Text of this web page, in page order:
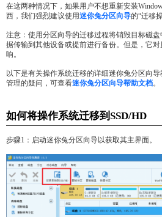
在这两种情况下，如果用户不想重新安装
西，我们强烈建议使用迷你兔分区向导的“迁移
注意：使用分区向导的迁移过程将销毁目标磁
据传输到其他设备或提前进行备份。但是，它
响。
以下是有关操作系统迁移的详细迷你兔分区向
管理的疑问，可查看迷你兔分区向导帮助文档。
如何将操作系统迁移到SSD/HD
步骤1：启动迷你兔分区向导以获取其主界面。